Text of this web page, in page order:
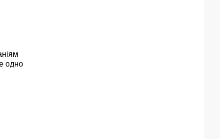
одно